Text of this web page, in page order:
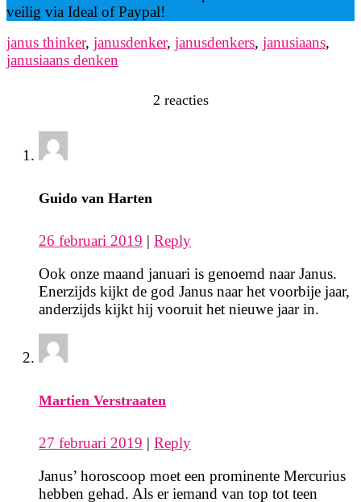
veilig via Ideal of Paypal!
janus thinker, janusdenker, janusdenkers, janusiaans,
janusiaans denken
2 reacties
Guido van Harten
26 februari 2019 | Reply
Ook onze maand januari is genoemd naar Janus.
Enerzijds kijkt de god Janus naar het voorbije jaar,
anderzijds kijkt hij vooruit het nieuwe jaar in.
Martien Verstraaten
27 februari 2019 | Reply
Janus’ horoscoop moet een prominente Mercurius
hebben gehad. Als er iemand van top tot teen